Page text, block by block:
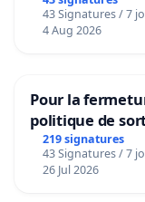
43 Signatures / 7
4 Aug 2026
Pour la
politique de
219 signatures
43 Signatures / 7
26 Jul 2026